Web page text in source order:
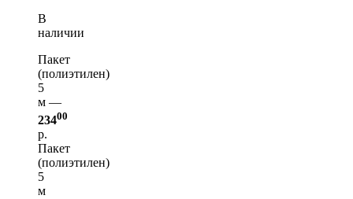
В
наличии
Пакет
(полиэтилен)
5
м —
23400
р.
Пакет
(полиэтилен)
5
м